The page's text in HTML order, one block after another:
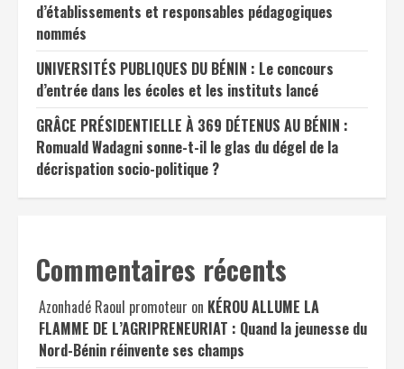
d’établissements et responsables pédagogiques
nommés
UNIVERSITÉS PUBLIQUES DU BÉNIN : Le concours
d’entrée dans les écoles et les instituts lancé
GRÂCE PRÉSIDENTIELLE À 369 DÉTENUS AU BÉNIN :
Romuald Wadagni sonne-t-il le glas du dégel de la
décrispation socio-politique ?
Commentaires récents
Azonhadé Raoul promoteur on KÉROU ALLUME LA
FLAMME DE L’AGRIPRENEURIAT : Quand la jeunesse du
Nord-Bénin réinvente ses champs